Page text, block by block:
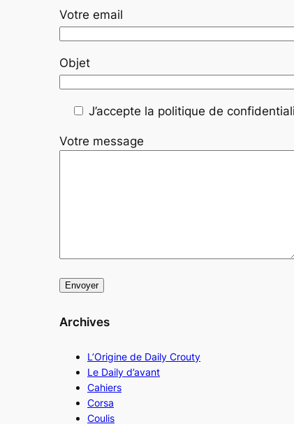
Votre email
Objet
J’accepte la politique de
Votre message
Archives
L’Origine de Daily Crouty
Le Daily d’avant
Cahiers
Corsa
Coulis